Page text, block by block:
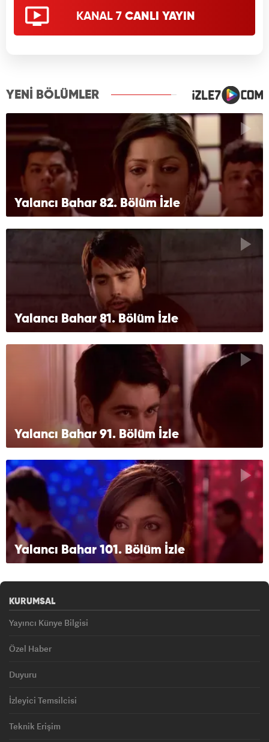
KANAL 7 CANLI YAYIN
YENİ BÖLÜMLER
Yalancı Bahar 82. Bölüm İzle
Yalancı Bahar 81. Bölüm İzle
Yalancı Bahar 91. Bölüm İzle
Yalancı Bahar 101. Bölüm İzle
KURUMSAL
Yayıncı Künye Bilgisi
Özel Haber
Duyuru
İzleyici Temsilcisi
Teknik Erişim